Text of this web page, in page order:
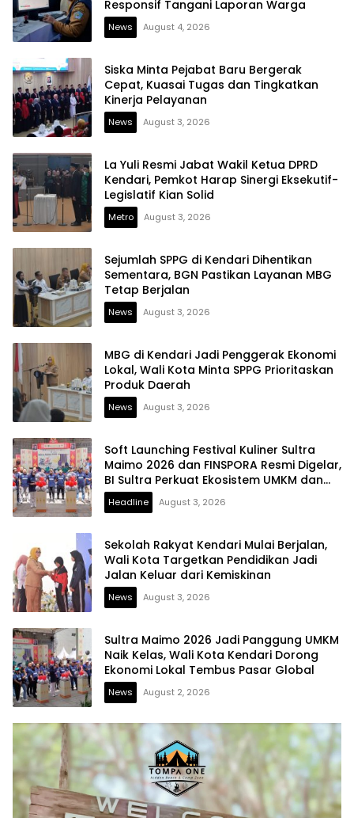
Responsif Tangani Laporan Warga
News August 4, 2026
Siska Minta Pejabat Baru Bergerak
Cepat, Kuasai Tugas dan Tingkatkan
Kinerja Pelayanan
News August 3, 2026
La Yuli Resmi Jabat Wakil Ketua DPRD
Kendari, Pemkot Harap Sinergi Eksekutif-
Legislatif Kian Solid
Metro August 3, 2026
Sejumlah SPPG di Kendari Dihentikan
Sementara, BGN Pastikan Layanan MBG
Tetap Berjalan
News August 3, 2026
MBG di Kendari Jadi Penggerak Ekonomi
Lokal, Wali Kota Minta SPPG Prioritaskan
Produk Daerah
News August 3, 2026
Soft Launching Festival Kuliner Sultra
Maimo 2026 dan FINSPORA Resmi Digelar,
BI Sultra Perkuat Ekosistem UMKM dan
Digitalisasi Ekonomi
Headline August 3, 2026
Sekolah Rakyat Kendari Mulai Berjalan,
Wali Kota Targetkan Pendidikan Jadi
Jalan Keluar dari Kemiskinan
News August 3, 2026
Sultra Maimo 2026 Jadi Panggung UMKM
Naik Kelas, Wali Kota Kendari Dorong
Ekonomi Lokal Tembus Pasar Global
News August 2, 2026